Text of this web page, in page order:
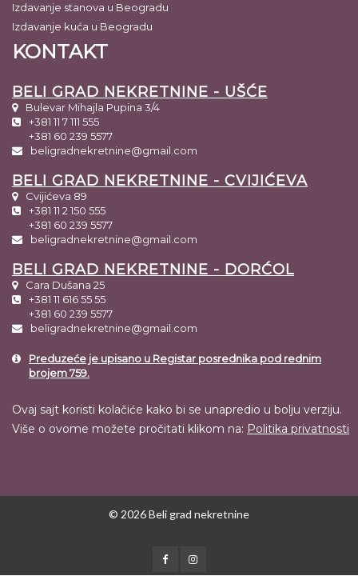
Izdavanje stanova u Beogradu
Izdavanje kuća u Beogradu
KONTAKT
BELI GRAD NEKRETNINE - UŠĆE
Bulevar Mihajla Pupina 3/4
+381 11 7 111 555
+381 60 239 5577
beligradnekretnine@gmail.com
BELI GRAD NEKRETNINE - CVIJIĆEVA
Cvijićeva 89
+381 11 2 150 555
+381 60 239 5577
beligradnekretnine@gmail.com
BELI GRAD NEKRETNINE - DORĆOL
Cara Dušana 25
+381 11 616 55 55
+381 60 239 5577
beligradnekretnine@gmail.com
Preduzeće je upisano u Registar posrednika pod rednim
brojem 759.
Ovaj sajt koristi kolačiće kako bi se unapredio u bolju verziju.
Više o ovome možete pročitati klikom na: Politika privatnosti
© 2026 Beli grad nekretnine